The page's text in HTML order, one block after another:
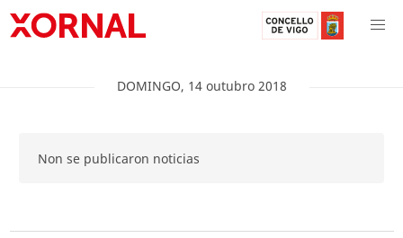
DOMINGO, 14 outubro 2018
Non se publicaron noticias